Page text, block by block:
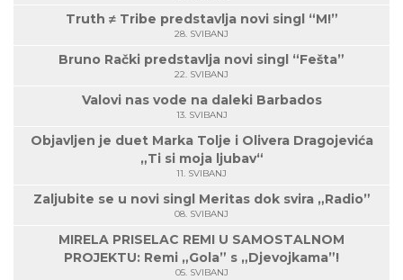
Truth ≠ Tribe predstavlja novi singl “M!”
28. SVIBANJ
Bruno Rački predstavlja novi singl “Fešta”
22. SVIBANJ
Valovi nas vode na daleki Barbados
13. SVIBANJ
Objavljen je duet Marka Tolje i Olivera Dragojevića
„Ti si moja ljubav“
11. SVIBANJ
Zaljubite se u novi singl Meritas dok svira „Radio”
08. SVIBANJ
MIRELA PRISELAC REMI U SAMOSTALNOM
PROJEKTU: Remi „Gola” s „Djevojkama”!
05. SVIBANJ